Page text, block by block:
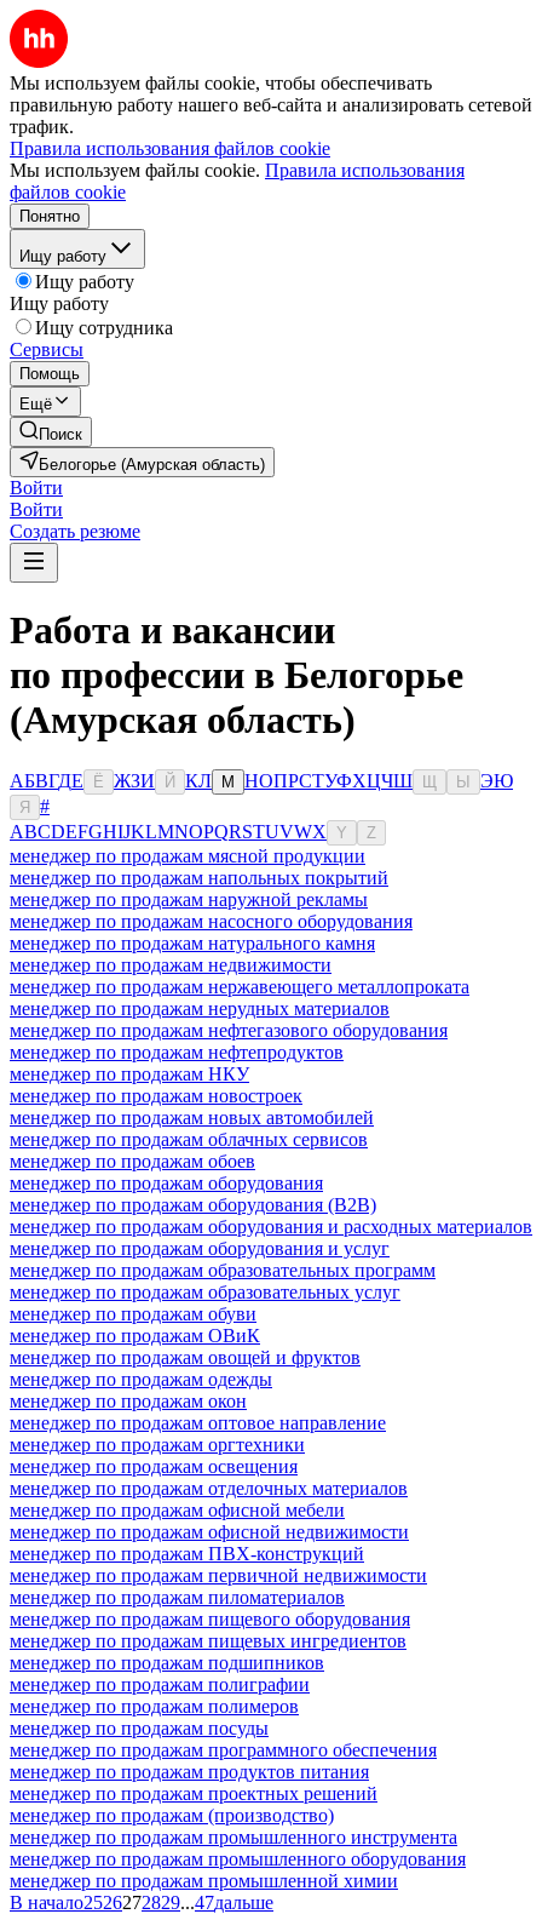
Мы используем файлы cookie, чтобы обеспечивать
правильную работу нашего веб-сайта и анализировать сетевой
трафик.
Правила использования файлов cookie
Мы используем файлы cookie. Правила использования
файлов cookie
Понятно
Ищу работу
Ищу работу
Ищу работу
Ищу сотрудника
Сервисы
Помощь
Ещё
Поиск
Белогорье (Амурская область)
Войти
Войти
Создать резюме
Работа и вакансии
по профессии в Белогорье
(Амурская область)
АБВГДЕ Ё ЖЗИ Й КЛ М НОПРСТУФХЦЧШ Ы ЭЮ
Я
#
ABCDEFGHIJKLMNOPQRSTUVWX Y Z
менеджер по продажам мясной продукции
менеджер по продажам напольных покрытий
менеджер по продажам наружной рекламы
менеджер по продажам насосного оборудования
менеджер по продажам натурального камня
менеджер по продажам недвижимости
менеджер по продажам нержавеющего металлопроката
менеджер по продажам нерудных материалов
менеджер по продажам нефтегазового оборудования
менеджер по продажам нефтепродуктов
менеджер по продажам НКУ
менеджер по продажам новостроек
менеджер по продажам новых автомобилей
менеджер по продажам облачных сервисов
менеджер по продажам обоев
менеджер по продажам оборудования
менеджер по продажам оборудования (B2B)
менеджер по продажам оборудования и расходных материалов
менеджер по продажам оборудования и услуг
менеджер по продажам образовательных программ
менеджер по продажам образовательных услуг
менеджер по продажам обуви
менеджер по продажам ОВиК
менеджер по продажам овощей и фруктов
менеджер по продажам одежды
менеджер по продажам окон
менеджер по продажам оптовое направление
менеджер по продажам оргтехники
менеджер по продажам освещения
менеджер по продажам отделочных материалов
менеджер по продажам офисной мебели
менеджер по продажам офисной недвижимости
менеджер по продажам ПВХ-конструкций
менеджер по продажам первичной недвижимости
менеджер по продажам пиломатериалов
менеджер по продажам пищевого оборудования
менеджер по продажам пищевых ингредиентов
менеджер по продажам подшипников
менеджер по продажам полиграфии
менеджер по продажам полимеров
менеджер по продажам посуды
менеджер по продажам программного обеспечения
менеджер по продажам продуктов питания
менеджер по продажам проектных решений
менеджер по продажам (производство)
менеджер по продажам промышленного инструмента
менеджер по продажам промышленного оборудования
менеджер по продажам промышленной химии
В начало2526272829...47дальше